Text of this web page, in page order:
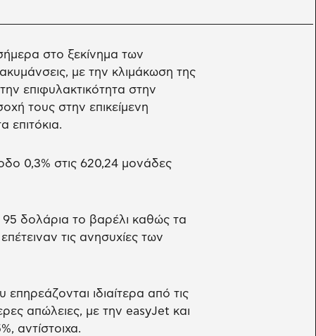
στο ξεκίνημα των
με την κλιμάκωση της
επιφυλακτικότητα στην
τους στην επικείμενη
επιτόκια.
0,3% στις 620,24 μονάδες
δολάρια το βαρέλι καθώς τα
τις ανησυχίες των
ιδιαίτερα από τις
απώλειες, με την easyJet και
αντίστοιχα.